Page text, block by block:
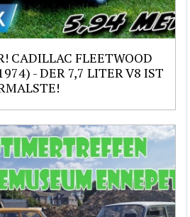
CADILLAC FLEETWOOD
- DER 7,7 LITER V8 IST